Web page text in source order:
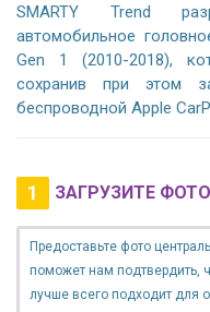
SMARTY Trend
автомобильное
Gen 1 (2010-2018),
сохранив при этом
беспроводной Apple
1 ЗАГРУЗИТЕ
Предоставьте фото
поможет нам подтвердить,
лучше всего подходит для